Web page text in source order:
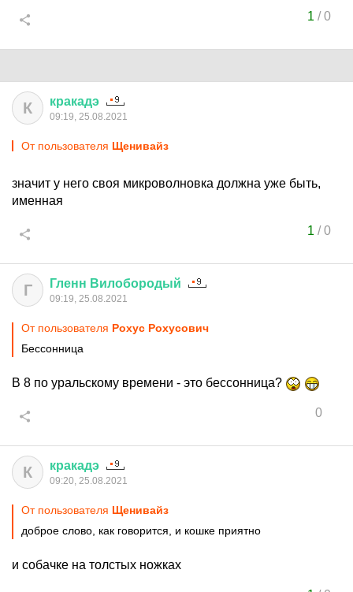
1 /0
К кракадэ
09:19, 25.08.2021
От пользователя Щенивайз
значит у него своя микроволновка должна уже быть,
именная
1 /0
Г Гленн Вилобородый
09:19, 25.08.2021
От пользователя Рохус Рохусович
Бессонница
В 8 по уральскому времени - это бессонница?
0
К кракадэ
09:20, 25.08.2021
От пользователя Щенивайз
доброе слово, как говорится, и кошке приятно
и собачке на толстых ножках